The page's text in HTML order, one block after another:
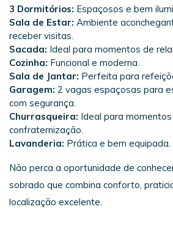
3 Dormitórios: Espaçosos e bem
Sala de Estar: Ambiente
receber visitas.
Sacada: Ideal para momentos de
Cozinha: Funcional e moderna.
Sala de Jantar: Perfeita para
Garagem: 2 vagas espaçosas para
com segurança.
Churrasqueira: Ideal para
confraternização.
Lavanderia: Prática e bem equipada.
Não perca a oportunidade de
sobrado que combina conforto,
localização excelente.